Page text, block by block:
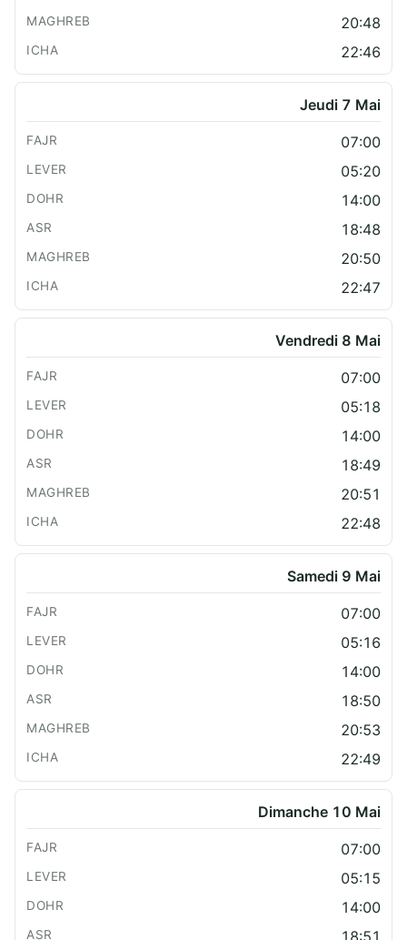
20:48
22:46
Jeudi 7 Mai
07:00
05:20
14:00
18:48
20:50
22:47
Vendredi 8 Mai
07:00
05:18
14:00
18:49
20:51
22:48
Samedi 9 Mai
07:00
05:16
14:00
18:50
20:53
22:49
Dimanche 10 Mai
07:00
05:15
14:00
18:51